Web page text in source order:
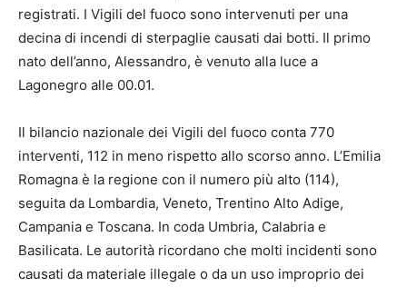
registrati. I Vigili del fuoco sono intervenuti per una
decina di incendi di sterpaglie causati dai botti. Il primo
nato dell’anno, Alessandro, è venuto alla luce a
Lagonegro alle 00.01.
Il bilancio nazionale dei Vigili del fuoco conta 770
interventi, 112 in meno rispetto allo scorso anno. L’Emilia
Romagna è la regione con il numero più alto (114),
seguita da Lombardia, Veneto, Trentino Alto Adige,
Campania e Toscana. In coda Umbria, Calabria e
Basilicata. Le autorità ricordano che molti incidenti sono
causati da materiale illegale o da un uso improprio dei